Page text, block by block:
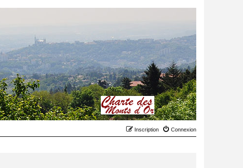
Connexion
Inscription